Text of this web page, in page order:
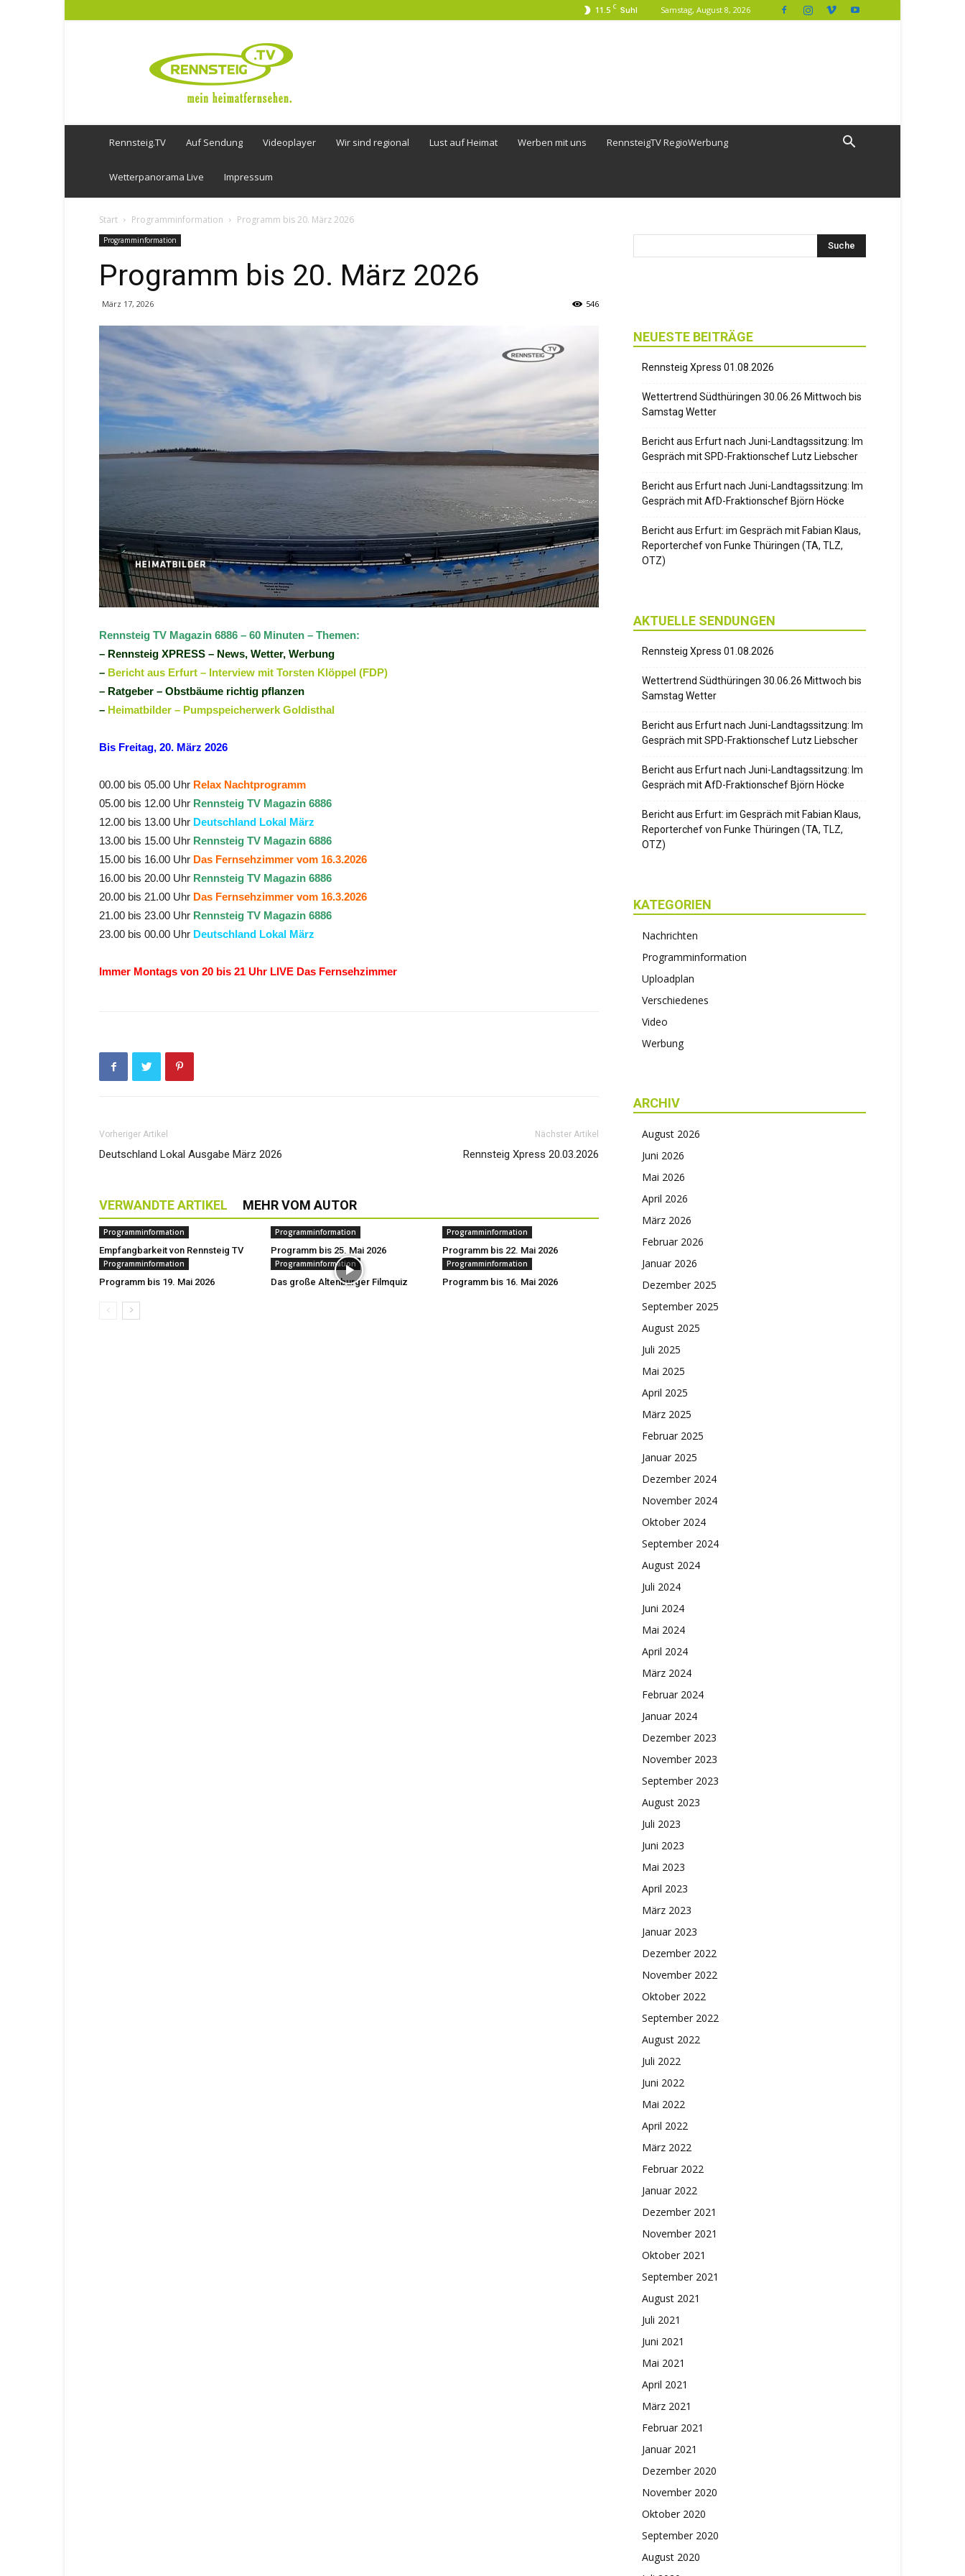
11.5 C Suhl Samstag, August 8, 2026
Rennsteig.TV Auf Sendung Videoplayer Wir sind regional Lust auf Heimat Werben mit uns RennsteigTV RegioWerbung
Wetterpanorama Live Impressum
Start Programminformation Programm bis 20. März 2026
Programminformation
Programm bis 20. März 2026
März 17, 2026 546
Rennsteig TV Magazin 6886 – 60 Minuten – Themen:
– Rennsteig XPRESS – News, Wetter, Werbung
– Bericht aus Erfurt – Interview mit Torsten Klöppel (FDP)
– Ratgeber – Obstbäume richtig pflanzen
– Heimatbilder – Pumpspeicherwerk Goldisthal
Bis Freitag, 20. März 2026
00.00 bis 05.00 Uhr Relax Nachtprogramm
05.00 bis 12.00 Uhr Rennsteig TV Magazin 6886
12.00 bis 13.00 Uhr Deutschland Lokal März
13.00 bis 15.00 Uhr Rennsteig TV Magazin 6886
15.00 bis 16.00 Uhr Das Fernsehzimmer vom 16.3.2026
16.00 bis 20.00 Uhr Rennsteig TV Magazin 6886
20.00 bis 21.00 Uhr Das Fernsehzimmer vom 16.3.2026
21.00 bis 23.00 Uhr Rennsteig TV Magazin 6886
23.00 bis 00.00 Uhr Deutschland Lokal März
Immer Montags von 20 bis 21 Uhr LIVE Das Fernsehzimmer
Vorheriger Artikel
Deutschland Lokal Ausgabe März 2026
Nächster Artikel
Rennsteig Xpress 20.03.2026
VERWANDTE ARTIKEL MEHR VOM AUTOR
Programminformation
Empfangbarkeit von Rennsteig TV
Programminformation
Programm bis 25. Mai 2026
Programminformation
Programm bis 22. Mai 2026
Programminformation
Programm bis 19. Mai 2026
Programminformation
Das große Altenburger Filmquiz
Programminformation
Programm bis 16. Mai 2026
NEUESTE BEITRÄGE
Rennsteig Xpress 01.08.2026
Wettertrend Südthüringen 30.06.26 Mittwoch bis
Samstag Wetter
Bericht aus Erfurt nach Juni-Landtagssitzung: Im
Gespräch mit SPD-Fraktionschef Lutz Liebscher
Bericht aus Erfurt nach Juni-Landtagssitzung: Im
Gespräch mit AfD-Fraktionschef Björn Höcke
Bericht aus Erfurt: im Gespräch mit Fabian Klaus,
Reporterchef von Funke Thüringen (TA, TLZ,
OTZ)
AKTUELLE SENDUNGEN
Rennsteig Xpress 01.08.2026
Wettertrend Südthüringen 30.06.26 Mittwoch bis
Samstag Wetter
Bericht aus Erfurt nach Juni-Landtagssitzung: Im
Gespräch mit SPD-Fraktionschef Lutz Liebscher
Bericht aus Erfurt nach Juni-Landtagssitzung: Im
Gespräch mit AfD-Fraktionschef Björn Höcke
Bericht aus Erfurt: im Gespräch mit Fabian Klaus,
Reporterchef von Funke Thüringen (TA, TLZ,
OTZ)
KATEGORIEN
Nachrichten
Programminformation
Uploadplan
Verschiedenes
Video
Werbung
ARCHIV
August 2026
Juni 2026
Mai 2026
April 2026
März 2026
Februar 2026
Januar 2026
Dezember 2025
September 2025
August 2025
Juli 2025
Mai 2025
April 2025
März 2025
Februar 2025
Januar 2025
Dezember 2024
November 2024
Oktober 2024
September 2024
August 2024
Juli 2024
Juni 2024
Mai 2024
April 2024
März 2024
Februar 2024
Januar 2024
Dezember 2023
November 2023
September 2023
August 2023
Juli 2023
Juni 2023
Mai 2023
April 2023
März 2023
Januar 2023
Dezember 2022
November 2022
Oktober 2022
September 2022
August 2022
Juli 2022
Juni 2022
Mai 2022
April 2022
März 2022
Februar 2022
Januar 2022
Dezember 2021
November 2021
Oktober 2021
September 2021
August 2021
Juli 2021
Juni 2021
Mai 2021
April 2021
März 2021
Februar 2021
Januar 2021
Dezember 2020
November 2020
Oktober 2020
September 2020
August 2020